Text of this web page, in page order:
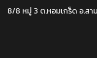
8/8 หมู่ 3 ต.หอมเกร็ด อ.สา